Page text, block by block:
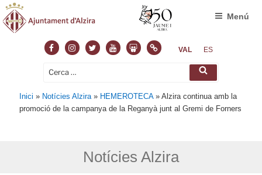
FacebookInstagram
TwitterYoutubeSlideshare
NormasVAL ES
Cerca: Cerca
Menú
Inici » Notícies Alzira » HEMEROTECA»Alzira continua amb la
promoció de la campanya de la Reganyà junt al Gremi de Forners
Notícies Alzira